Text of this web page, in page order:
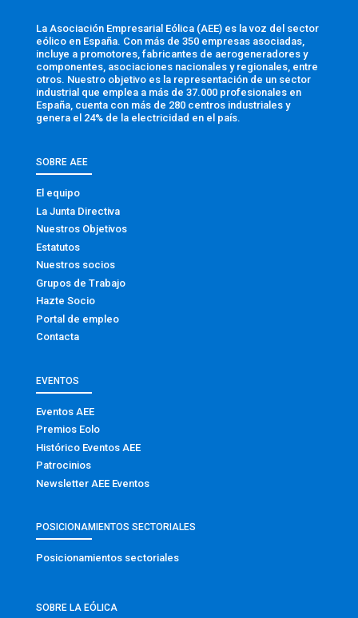
La Asociación Empresarial Eólica (AEE) es la voz del sector
eólico en España. Con más de 350 empresas asociadas,
incluye a promotores, fabricantes de aerogeneradores y
componentes, asociaciones nacionales y regionales, entre
otros. Nuestro objetivo es la representación de un sector
industrial que emplea a más de 37.000 profesionales en
España, cuenta con más de 280 centros industriales y
genera el 24% de la electricidad en el país.
SOBRE AEE
El equipo
La Junta Directiva
Nuestros Objetivos
Estatutos
Nuestros socios
Grupos de Trabajo
Hazte Socio
Portal de empleo
Contacta
EVENTOS
Eventos AEE
Premios Eolo
Histórico Eventos AEE
Patrocinios
Newsletter AEE Eventos
POSICIONAMIENTOS SECTORIALES
Posicionamientos sectoriales
SOBRE LA EÓLICA